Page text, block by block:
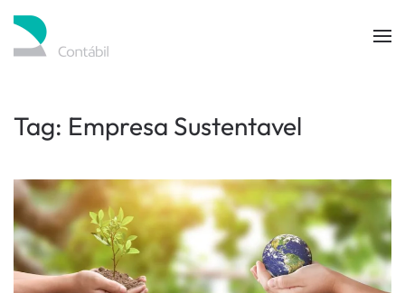
Skip to main content
Tag: Empresa Sustentavel